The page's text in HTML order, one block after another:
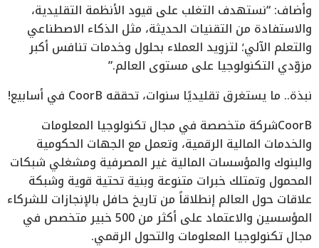
وأضاف: “نستهدف التغلب على قيود الأنظمة التقليدية،
والاستفادة من التقنيات الحديثة، مثل الذكاء الاصطناعي
والتعلم الآلي؛ لتزويد العملاء بحلول وخدمات تنافس أكبر
مزوّدي التكنولوجيا على مستوى العالم.”
نبذة.. ما يستغرق تقليديًا سنوات، تحققه CoorB في أسابيع!
CoorBشركة متخصصة في مجال تكنولوجيا المعلومات
والخدمات المالية الرقمية، وتعمل مع الجهات الحكومية
والبنوك والمؤسسات المالية غير المصرفية ومشغلي شبكات
المحمول وتمتلك خبرات متنوعة وبنية تحتية قوية وشبكة
علاقات حول العالم إنطلاقاً من تاريخ حافل بالإنجازات للشركاء
المؤسسين والاعتماد على أكثر من 500 خبير متخصص في
مجال تكنولوجيا المعلومات والتحول الرقمي.